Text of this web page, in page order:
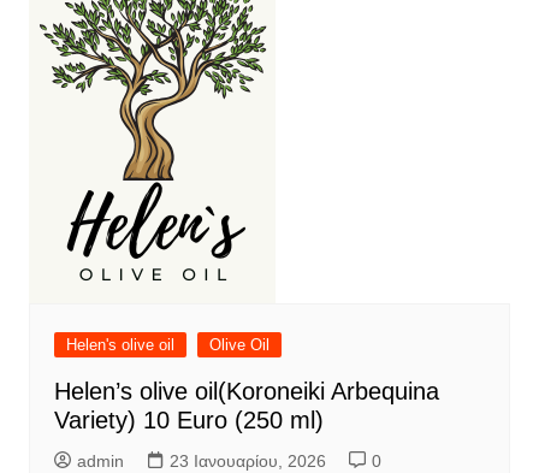
Helen's olive oil Olive Oil
Helen’s olive oil(Koroneiki Arbequina
Variety) 10 Euro (250 ml)
admin 23 Ιανουαρίου, 2026 0